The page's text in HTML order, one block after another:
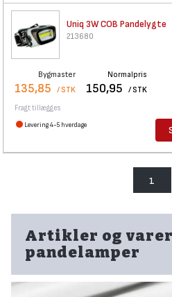
Uniq 3W COB Pandelygte
213680
Bygmaster
135,85 / STK
Normalpris
150,95 / STK
Fragt tillægges
Levering 4-5 hverdage
1
Artikler og
pandelamper